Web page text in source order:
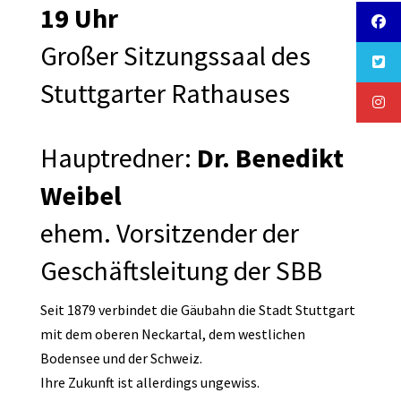
19 Uhr
Großer Sitzungssaal des
Stuttgarter Rathauses
Hauptredner: Dr. Benedikt
Weibel
ehem. Vorsitzender der
Geschäftsleitung der SBB
Seit 1879 verbindet die Gäubahn die Stadt Stuttgart
mit dem oberen Neckartal, dem westlichen
Bodensee und der Schweiz.
Ihre Zukunft ist allerdings ungewiss.